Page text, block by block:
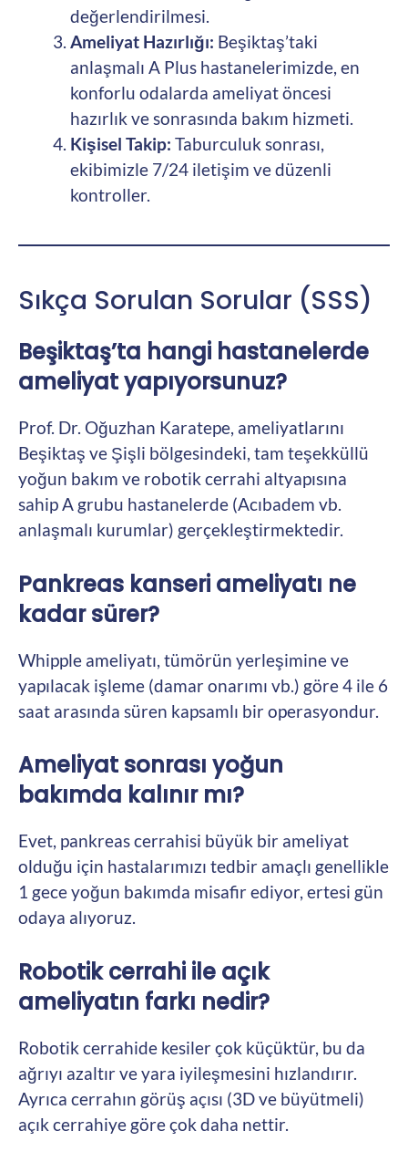
değerlendirilmesi.
Ameliyat Hazırlığı: Beşiktaş’taki
anlaşmalı A Plus hastanelerimizde, en
konforlu odalarda ameliyat öncesi
hazırlık ve sonrasında bakım hizmeti.
Kişisel Takip: Taburculuk sonrası,
ekibimizle 7/24 iletişim ve düzenli
kontroller.
Sıkça Sorulan Sorular (SSS)
Beşiktaş’ta hangi hastanelerde
ameliyat yapıyorsunuz?
Prof. Dr. Oğuzhan Karatepe, ameliyatlarını
Beşiktaş ve Şişli bölgesindeki, tam teşekküllü
yoğun bakım ve robotik cerrahi altyapısına
sahip A grubu hastanelerde (Acıbadem vb.
anlaşmalı kurumlar) gerçekleştirmektedir.
Pankreas kanseri ameliyatı ne
kadar sürer?
Whipple ameliyatı, tümörün yerleşimine ve
yapılacak işleme (damar onarımı vb.) göre 4 ile 6
saat arasında süren kapsamlı bir operasyondur.
Ameliyat sonrası yoğun
bakımda kalınır mı?
Evet, pankreas cerrahisi büyük bir ameliyat
olduğu için hastalarımızı tedbir amaçlı genellikle
1 gece yoğun bakımda misafir ediyor, ertesi gün
odaya alıyoruz.
Robotik cerrahi ile açık
ameliyatın farkı nedir?
Robotik cerrahide kesiler çok küçüktür, bu da
ağrıyı azaltır ve yara iyileşmesini hızlandırır.
Ayrıca cerrahın görüş açısı (3D ve büyütmeli)
açık cerrahiye göre çok daha nettir.